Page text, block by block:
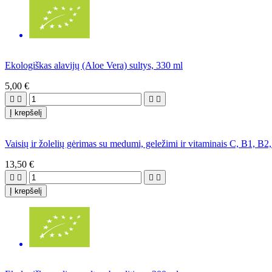
Ekologiškas alavijų (Aloe Vera) sultys, 330 ml
5,00 €
   
Į krepšelį
Vaisių ir žolelių gėrimas su medumi, geležimi ir vitaminais C, B1,
13,50 €
   
Į krepšelį